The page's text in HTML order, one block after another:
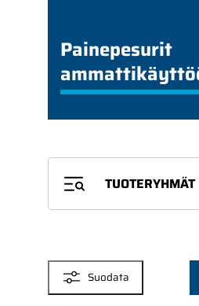
Painepesurit
TUOTERYHMÄT
Suodata